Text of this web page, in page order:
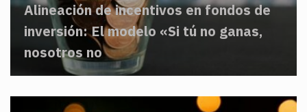
Alineación de incentivos en fondos de
inversión: El modelo «Si tú no ganas,
nosotros no